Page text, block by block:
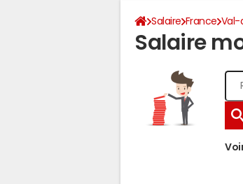
Salaire France Val-
Salaire